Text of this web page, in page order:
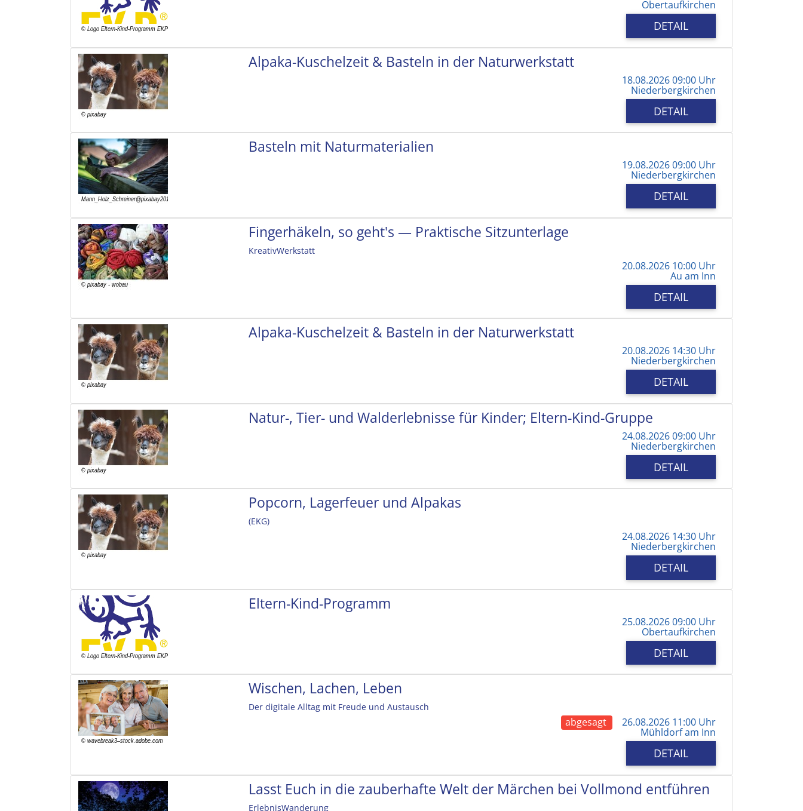
Obertaufkirchen
DETAIL
Alpaka-Kuschelzeit & Basteln in der Naturwerkstatt
18.08.2026 09:00 Uhr
Niederbergkirchen
DETAIL
Basteln mit Naturmaterialien
19.08.2026 09:00 Uhr
Niederbergkirchen
DETAIL
Fingerhäkeln, so geht's — Praktische Sitzunterlage
KreativWerkstatt
20.08.2026 10:00 Uhr
Au am Inn
DETAIL
Alpaka-Kuschelzeit & Basteln in der Naturwerkstatt
20.08.2026 14:30 Uhr
Niederbergkirchen
DETAIL
Natur-, Tier- und Walderlebnisse für Kinder; Eltern-Kind-Gruppe
24.08.2026 09:00 Uhr
Niederbergkirchen
DETAIL
Popcorn, Lagerfeuer und Alpakas
(EKG)
24.08.2026 14:30 Uhr
Niederbergkirchen
DETAIL
Eltern-Kind-Programm
25.08.2026 09:00 Uhr
Obertaufkirchen
DETAIL
Wischen, Lachen, Leben
Der digitale Alltag mit Freude und Austausch
abgesagt 26.08.2026 11:00 Uhr
Mühldorf am Inn
DETAIL
Lasst Euch in die zauberhafte Welt der Märchen bei Vollmond entführen
ErlebnisWanderung